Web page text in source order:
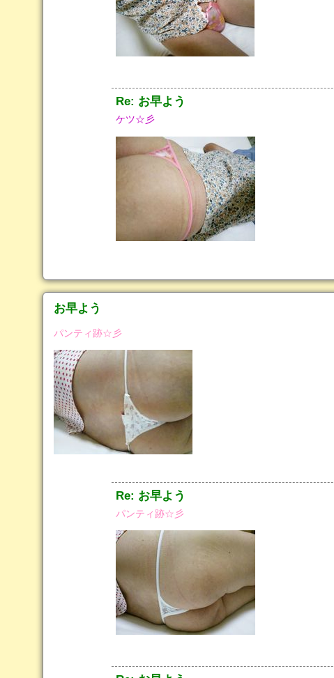
Re: お早よう
ケツ☆彡
お早よう
パンティ跡☆彡
Re: お早よう
パンティ跡☆彡